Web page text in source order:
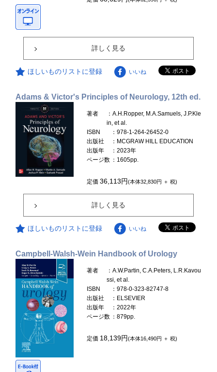
詳しく見る
ほしいものリストに登録 いいね
Adams & Victor's Principles of Neurology, 12th ed.
著者
：A.H.Ropper, M.A.Samuels, J.P.Kle
in, et al.
ISBN
：978-1-264-26452-0
出版社
：MCGRAW HILL EDUCATION
出版年
：2023年
ページ数 ：1605pp.
定価36,113円(本体32,830円 ＋ 税)
詳しく見る
ほしいものリストに登録 いいね
Campbell-Walsh-Wein Handbook of Urology
著者
：A.W.Partin, C.A.Peters, L.R.Kavou
ssi, et al.
ISBN
：978-0-323-82747-8
出版社
：ELSEVIER
出版年
：2022年
ページ数 ：879pp.
定価 18,139円(本体16,490円 ＋ 税)